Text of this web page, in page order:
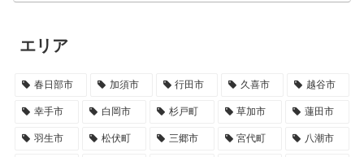
エリア
春日部市 加須市 行田市 久喜市 越谷市
幸手市 白岡市 杉戸町 草加市 蓮田市
羽生市 松伏町 三郷市 宮代町 八潮市